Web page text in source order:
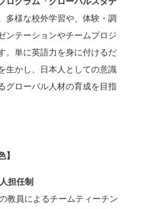
多様な校外学習や、体験・調
ンテーションやチームプロジ
。単に英語力を身に付けるだ
生かし、日本人としての意識
グローバル人材の育成を目指
】
担任制
教員によるチームティーチン